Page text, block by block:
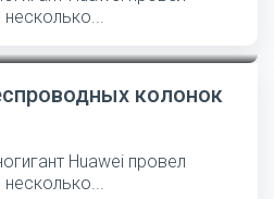
несколько...
колонок
Huawei провел
несколько...